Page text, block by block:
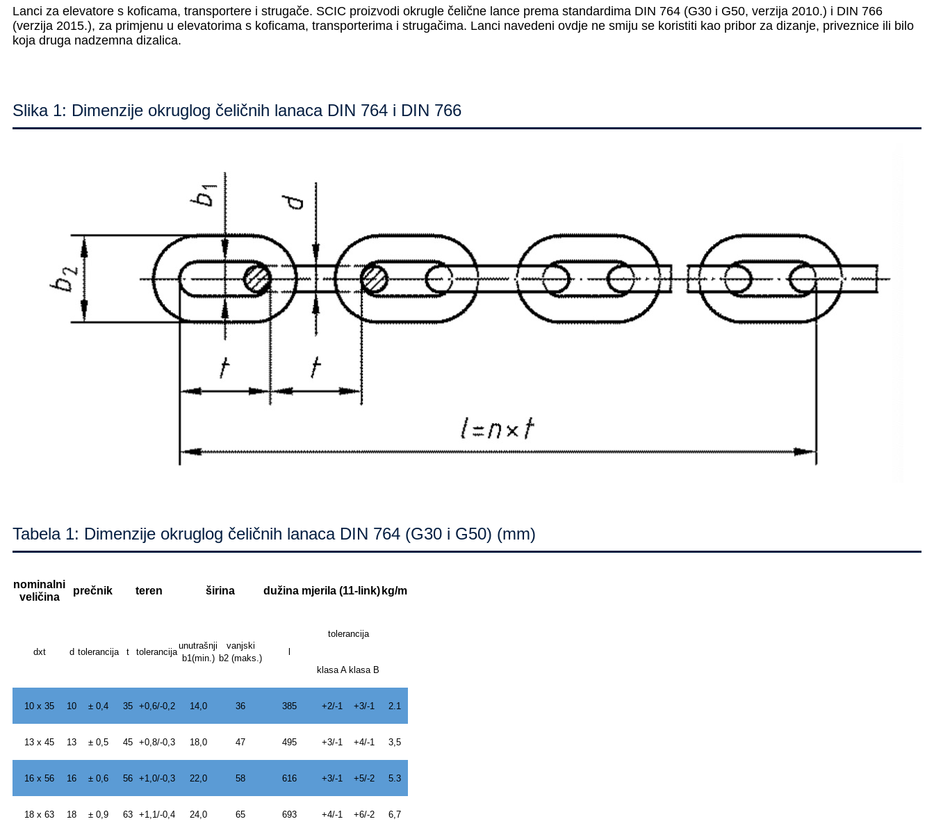
Lanci za elevatore s koficama, transportere i strugače. SCIC proizvodi okrugle čelične lance prema standardima DIN 764 (G30 i G50, verzija 2010.) i DIN 766
(verzija 2015.), za primjenu u elevatorima s koficama, transporterima i strugačima. Lanci navedeni ovdje ne smiju se koristiti kao pribor za dizanje, priveznice ili bilo
koja druga nadzemna dizalica.
Slika 1: Dimenzije okruglog čeličnih lanaca DIN 764 i DIN 766
Tabela 1: Dimenzije okruglog čeličnih lanaca DIN 764 (G30 i G50) (mm)
nominalni
veličina
prečnik teren širina dužina mjerila (11-link) kg/m
dxt d tolerancija t tolerancija
unutrašnji
b1(min.)
vanjski
b2 (maks.)
l
tolerancija
klasa A klasa B
10 x 35 10 ± 0,4 35 +0,6/-0,2 14,0 36 385 +2/-1 +3/-1 2.1
13 x 45 13 ± 0,5 45 +0,8/-0,3 18,0 47 495 +3/-1 +4/-1 3,5
16 x 56 16 ± 0,6 56 +1,0/-0,3 22,0 58 616 +3/-1 +5/-2 5.3
18 x 63 18 ± 0,9 63 +1,1/-0,4 24,0 65 693 +4/-1 +6/-2 6,7